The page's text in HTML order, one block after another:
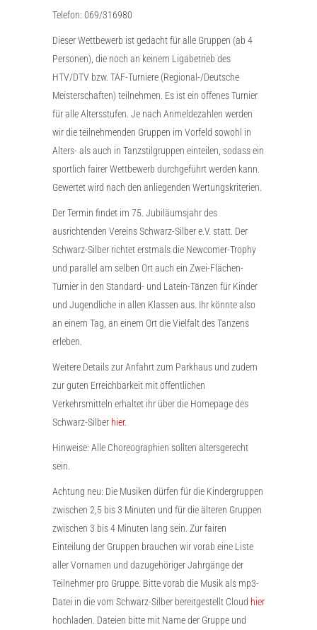
Telefon: 069/316980
Dieser Wettbewerb ist gedacht für alle Gruppen (ab 4
Personen), die noch an keinem Ligabetrieb des
HTV/DTV bzw. TAF-Turniere (Regional-/Deutsche
Meisterschaften) teilnehmen. Es ist ein offenes Turnier
für alle Altersstufen. Je nach Anmeldezahlen werden
wir die teilnehmenden Gruppen im Vorfeld sowohl in
Alters- als auch in Tanzstilgruppen einteilen, sodass ein
sportlich fairer Wettbewerb durchgeführt werden kann.
Gewertet wird nach den anliegenden Wertungskriterien.
Der Termin findet im 75. Jubiläumsjahr des
ausrichtenden Vereins Schwarz-Silber e.V. statt. Der
Schwarz-Silber richtet erstmals die Newcomer-Trophy
und parallel am selben Ort auch ein Zwei-Flächen-
Turnier in den Standard- und Latein-Tänzen für Kinder
und Jugendliche in allen Klassen aus. Ihr könnte also
an einem Tag, an einem Ort die Vielfalt des Tanzens
erleben.
Weitere Details zur Anfahrt zum Parkhaus und zudem
zur guten Erreichbarkeit mit öffentlichen
Verkehrsmitteln erhaltet ihr über die Homepage des
Schwarz-Silber hier.
Hinweise: Alle Choreographien sollten altersgerecht
sein.
Achtung neu: Die Musiken dürfen für die Kindergruppen
zwischen 2,5 bis 3 Minuten und für die älteren Gruppen
zwischen 3 bis 4 Minuten lang sein. Zur fairen
Einteilung der Gruppen brauchen wir vorab eine Liste
aller Vornamen und dazugehöriger Jahrgänge der
Teilnehmer pro Gruppe. Bitte vorab die Musik als mp3-
Datei in die vom Schwarz-Silber bereitgestellt Cloud hier
hochladen. Dateien bitte mit Name der Gruppe und